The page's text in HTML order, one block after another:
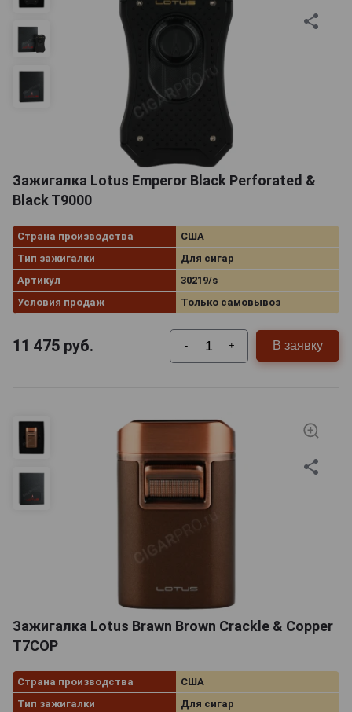
Зажигалка Lotus Emperor Black Perforated &
Black T9000
Страна производства
США
Тип зажигалки
Для сигар
Артикул
30219/s
Условия продаж
Только самовывоз
11 475 руб. - + В заявку
Зажигалка Lotus Brawn Brown Crackle & Copper
T7COP
Страна производства
США
Тип зажигалки
Для сигар